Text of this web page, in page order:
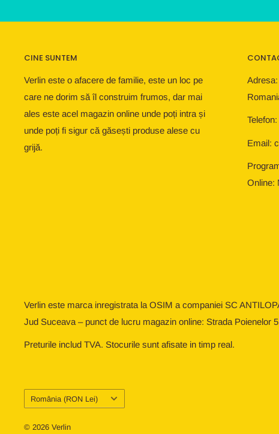
CINE SUNTEM
Verlin este o afacere de familie, este un loc pe
care ne dorim să îl construim frumos, dar mai
ales este acel magazin online unde poți intra și
unde poți fi sigur că găsești produse alese cu
grijă.
Email:
Online:
Verlin este marca inregistrata la OSIM a companiei SC
Jud Suceava – punct de lucru magazin online: Strada Poienelor
Preturile includ TVA. Stocurile sunt afisate in timp real.
Țară/regiune
România (RON Lei)
© 2026 Verlin